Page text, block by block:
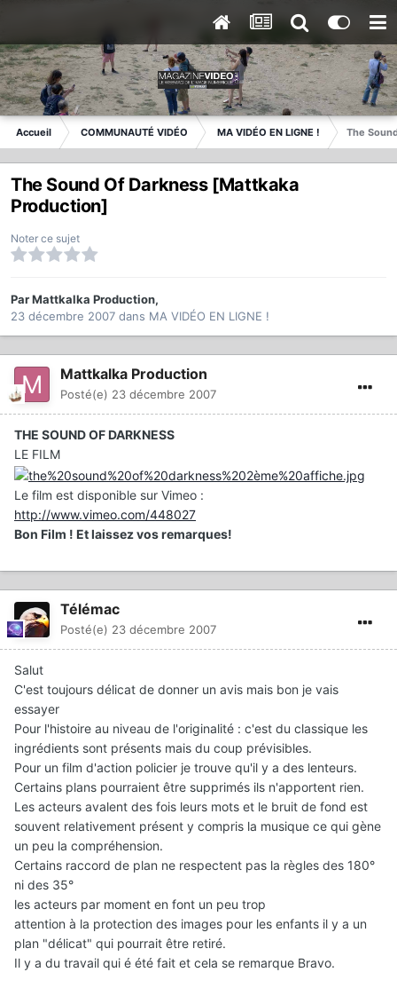
Accueil COMMUNAUTÉ VIDÉO MA VIDÉO EN LIGNE ! The
The Sound Of Darkness [Mattkaka
Production]
Noter ce sujet
ParMattkalka Production,
23 décembre 2007 dans MA VIDÉO EN LIGNE !
Mattkalka Production
Posté(e) 23 décembre 2007
THE SOUND OF DARKNESS
LE FILM
Le film est disponible sur Vimeo :
http://www.vimeo.com/448027
Bon Film ! Et laissez vos remarques!
Télémac
Posté(e) 23 décembre 2007
Salut
C'est toujours délicat de donner un avis mais bon je vais
essayer
Pour l'histoire au niveau de l'originalité : c'est du classique les
ingrédients sont présents mais du coup prévisibles.
Pour un film d'action policier je trouve qu'il y a des lenteurs.
Certains plans pourraient être supprimés ils n'apportent rien.
Les acteurs avalent des fois leurs mots et le bruit de fond est
souvent relativement présent y compris la musique ce qui gène
un peu la compréhension.
Certains raccord de plan ne respectent pas la règles des 180°
ni des 35°
les acteurs par moment en font un peu trop
attention à la protection des images pour les enfants il y a un
plan "délicat" qui pourrait être retiré.
Il y a du travail qui é été fait et cela se remarque Bravo.